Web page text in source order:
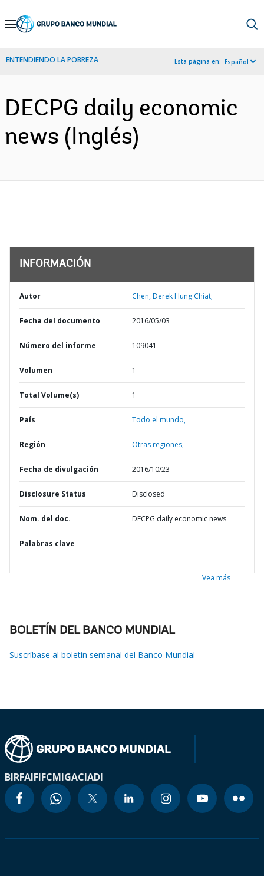
Skip
Navigation
ENTENDIENDO LA POBREZA Esta página en: Español
DECPG daily economic
news (Inglés)
INFORMACIÓN
Autor Chen, Derek Hung Chiat;
Fecha del documento 2016/05/03
Número del informe 109041
Volumen 1
Total Volume(s) 1
País Todo el mundo,
Región Otras regiones,
Fecha de divulgación 2016/10/23
Disclosure Status Disclosed
Nom. del doc. DECPG daily economic news
Palabras clave
Vea más
BOLETÍN DEL BANCO MUNDIAL
Suscríbase al boletín semanal del Banco Mundial
BIRFAIFIFCMIGACIADI